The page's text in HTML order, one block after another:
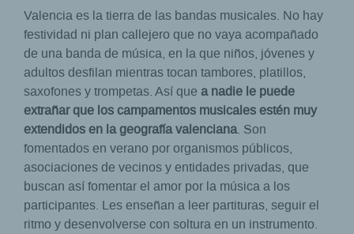
Valencia es la tierra de las bandas musicales. No hay
festividad ni plan callejero que no vaya acompañado
de una banda de música, en la que niños, jóvenes y
adultos desfilan mientras tocan tambores, platillos,
saxofones y trompetas. Así que a nadie le puede
extrañar que los campamentos musicales estén muy
extendidos en la geografía valenciana. Son
fomentados en verano por organismos públicos,
asociaciones de vecinos y entidades privadas, que
buscan así fomentar el amor por la música a los
participantes. Les enseñan a leer partituras, seguir el
ritmo y desenvolverse con soltura en un instrumento.